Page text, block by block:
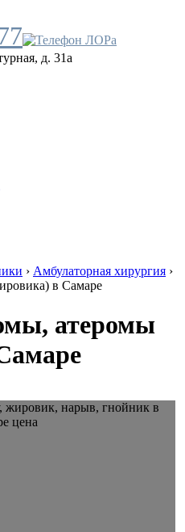
д. 31а
› Амбулаторная хирургия ›
в Самаре
атеромы